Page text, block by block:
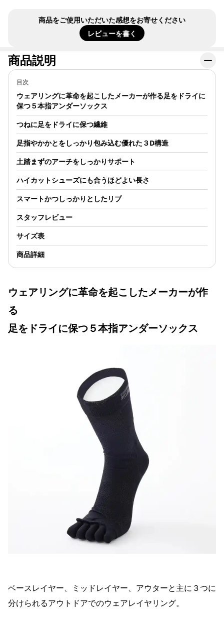
テムレビュー
ックスなのに左右が
（裏表も）分かりづら
い。夜明け前の暗い中
て凌いだ）。 仕方ない
ので稚拙な刺繍で右が
糸をかがって目印にし
ている。ぜひメーカー
さんと協力して左右が
暗闇でも分かる製品に
改良して欲しい。ファ
イントラックさんには
以前、お願いしたこと
があるのですが…ここ
の方が皆さんに見ても
らえるようなので。
5-regular-unisex-
ー #YAMAPSTORE
がいつも蒸れ
商品をご使用いただいた感想をお寄せください
レビューを書く
商品説明
目次
ウェアリングに革命を起こしたメーカーが作る足をドライに
保つ５本指アンダーソックス
つねに足をドライに保つ繊維
足指やかかとをしっかり包み込む優れた３D構造
土踏まずのアーチをしっかりサポート
ハイカットシューズにも合うほどよい長さ
スマートかつしっかりとしたリブ
スタッフレビュー
サイズ表
商品詳細
ウェアリングに革命を起こしたメーカーが作
る
足をドライに保つ５本指アンダーソックス
ベースレイヤー、ミッドレイヤー、アウターと主に３つに
分けられるアウトドアでのウェアレイヤリング。